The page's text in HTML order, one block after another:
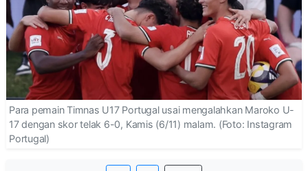
Para pemain Timnas U17 Portugal usai mengalahkan Maroko U-
17 dengan skor telak 6-0, Kamis (6/11) malam. (Foto: Instagram
Portugal)